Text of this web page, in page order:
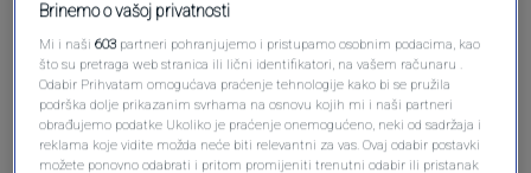
Oglas
Brinemo o vašoj privatnosti
Mi i naši603 partneri pohranjujemo i pristupamo osobnim podacima, kao
što su pretraga web stranica ili lični identifikatori, na vašem računaru .
Odabir Prihvatam omogućava praćenje tehnologije kako bi se pružila
podrška dolje prikazanim svrhama na osnovu kojih mi i naši partneri
obrađujemo podatke Ukoliko je praćenje onemogućeno, neki od sadržaja i
reklama koje vidite možda neće biti relevantni za vas. Ovaj odabir postavki
možete ponovno odabrati i pritom promijeniti trenutni odabir ili pristanak